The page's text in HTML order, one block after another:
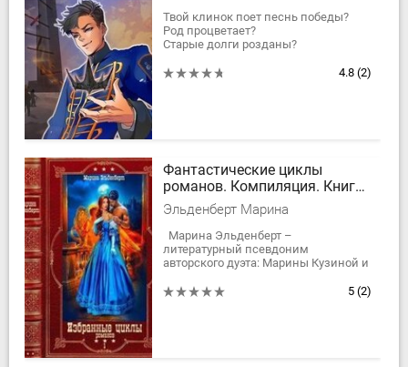
Твой клинок поет песнь победы?
Род процветает?
Старые долги розданы?
кто сказал, что дорога будет проста?
4.8 (2)
Фантастические циклы
романов. Компиляция. Книги
1-14
Эльденберт Марина
Марина Эльденберт –
литературный псевдоним
авторского дуэта: Марины Кузиной и
творческий путь начался в 2013 году.
5 (2)